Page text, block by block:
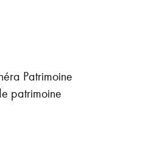
Patrimoine
patrimoine